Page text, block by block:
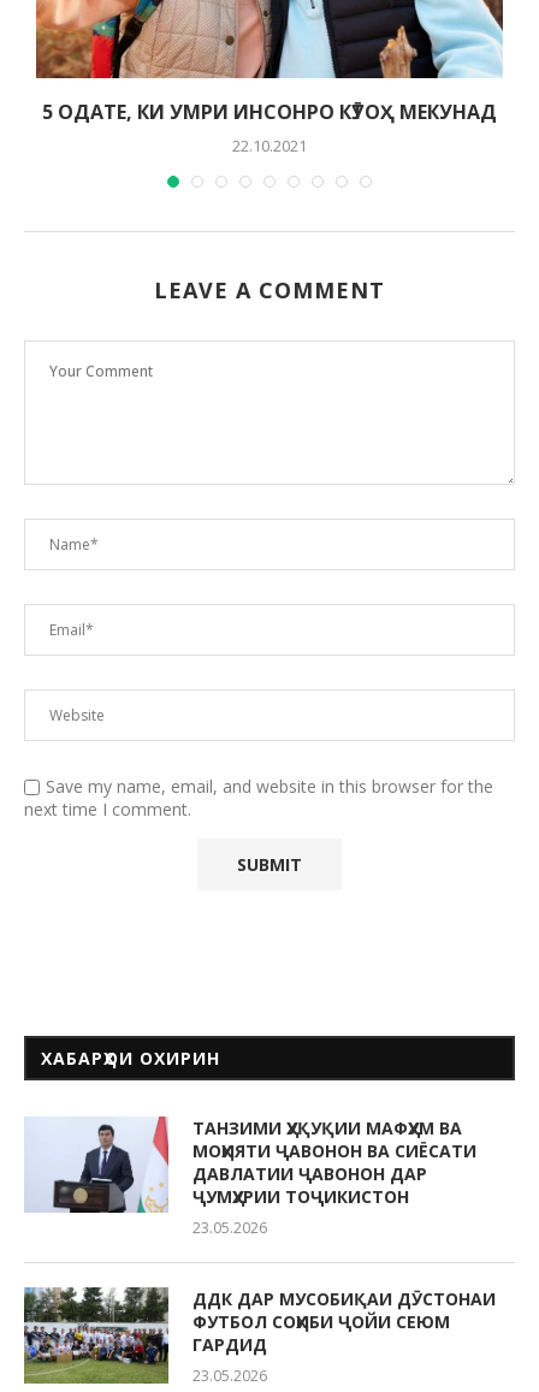
5 ОДАТЕ, КИ УМРИ ИНСОНРО КӮТОҲ МЕКУНАД
22.10.2021
LEAVE A COMMENT
Save my name, email, and website in this browser for the
next time I comment.
ХАБАРҲОИ ОХИРИН
ТАНЗИМИ ҲУҚУҚИИ МАФҲУМ ВА
МОҲИЯТИ ҶАВОНОН ВА СИЁСАТИ
ДАВЛАТИИ ҶАВОНОН ДАР
ҶУМҲУРИИ ТОҶИКИСТОН
23.05.2026
ДДК ДАР МУСОБИҚАИ ДӮСТОНАИ
ФУТБОЛ СОҲИБИ ҶОЙИ СЕЮМ
ГАРДИД
23.05.2026